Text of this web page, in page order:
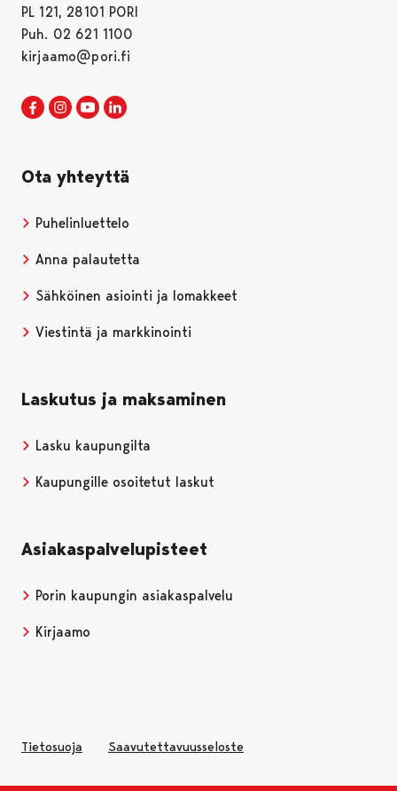
PL 121, 28101 PORI
Puh. 02 621 1100
kirjaamo@pori.fi
Porin kaupunki Facebookissa
Avautuu uudessa välilehdessä
Porin kaupunki Instagramissa
Avautuu uudessa välilehdessä
Porin kaupunki Youtubessa
Avautuu uudessa välilehdessä
Ota yhteyttä
Puhelinluettelo
Anna palautetta
Sähköinen asiointi ja lomakkeet
Viestintä ja markkinointi
Laskutus ja maksaminen
Lasku kaupungilta
Kaupungille osoitetut laskut
Asiakaspalvelupisteet
Porin kaupungin asiakaspalvelu
Kirjaamo
Tietosuoja Saavutettavuusseloste